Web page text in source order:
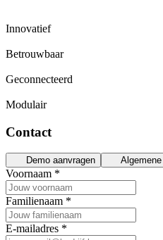
Innovatief
Betrouwbaar
Geconnecteerd
Modulair
Contact
Demo aanvragen
Voornaam *
Familienaam *
E-mailadres *